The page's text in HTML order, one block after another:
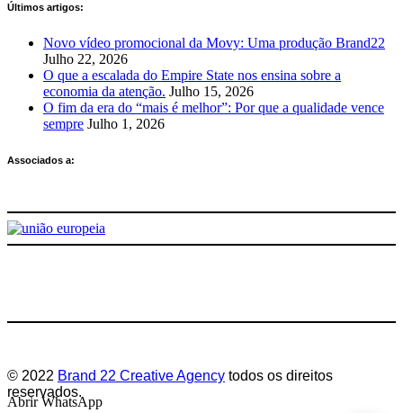
Últimos artigos:
Novo vídeo promocional da Movy: Uma produção Brand22
Julho 22, 2026
O que a escalada do Empire State nos ensina sobre a
economia da atenção. Julho 15, 2026
O fim da era do “mais é melhor”: Por que a qualidade vence
sempre Julho 1, 2026
Associados a:
© 2022 Brand 22 Creative Agency todos os direitos
reservados.
Abrir WhatsApp